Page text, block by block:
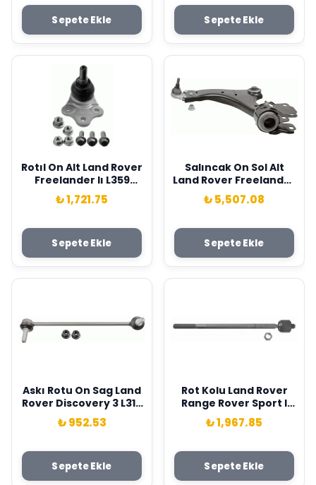
Sepete Ekle
Lemforder LR117140
Sepete Ekle
Rotıl On Alt Land Rover
Freelander Iı L359
07>14 Lemforder
LR007205-LR007206
₺ 1,721.75
Sepete Ekle
Salıncak On Sol Alt
Land Rover Freelander
Iı L359 07>14
Lemforder LR007206
₺ 5,507.08
Sepete Ekle
Askı Rotu On Sag Land
Rover Discovery 3 L319
Range Rover Sport I
L320 Lemforder
₺ 952.53
Sepete Ekle
Rot Kolu Land Rover
Range Rover Sport I
L320 06>13 Lemforder
QFK500030
₺ 1,967.85
Sepete Ekle